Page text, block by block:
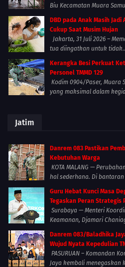
Biu Kecamatan Muara
DBD pada Anak Masih
Cukup Saat Musim Hujan
Jakarta, 31 Juli 2026 –
tua diingatkan untuk
Kerangka Besi Perkuat
Personel TMMD 129
Kodim 0904/Paser, Muara
yang maksimal dalam
Jatim
Danrem 083 Pastikan
Kebutuhan Warga
KOTA MALANG —
hal sederhana. Di bantaran
Guru Hebat Kunci Masa
Tegaskan Peran Strategis
Surabaya — Menteri
Keamanan, Djamari
Danrem 083/Baladhika
Wujud Nyata Kepedulian
PASURUAN – Komandan
Jaya kembali menegaskan